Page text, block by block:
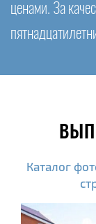
ценами. За
Каталог